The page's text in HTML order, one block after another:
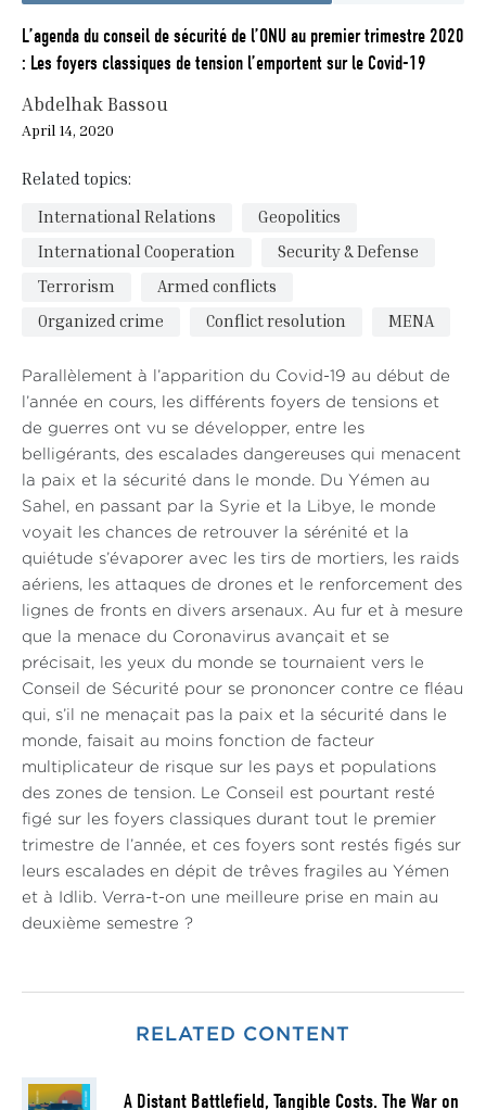
L’agenda du conseil de sécurité de l’ONU au premier trimestre 2020
: Les foyers classiques de tension l’emportent sur le Covid-19
Abdelhak Bassou
April 14, 2020
Related topics:
International Relations
Geopolitics
International Cooperation
Security & Defense
Terrorism
Armed conflicts
Organized crime
Conflict resolution MENA
Parallèlement à l’apparition du Covid-19 au début de
l’année en cours, les différents foyers de tensions et
de guerres ont vu se développer, entre les
belligérants, des escalades dangereuses qui menacent
la paix et la sécurité dans le monde. Du Yémen au
Sahel, en passant par la Syrie et la Libye, le monde
voyait les chances de retrouver la sérénité et la
quiétude s’évaporer avec les tirs de mortiers, les raids
aériens, les attaques de drones et le renforcement des
lignes de fronts en divers arsenaux. Au fur et à mesure
que la menace du Coronavirus avançait et se
précisait, les yeux du monde se tournaient vers le
Conseil de Sécurité pour se prononcer contre ce fléau
qui, s’il ne menaçait pas la paix et la sécurité dans le
monde, faisait au moins fonction de facteur
multiplicateur de risque sur les pays et populations
des zones de tension. Le Conseil est pourtant resté
figé sur les foyers classiques durant tout le premier
trimestre de l’année, et ces foyers sont restés figés sur
leurs escalades en dépit de trêves fragiles au Yémen
et à Idlib. Verra-t-on une meilleure prise en main au
deuxième semestre ?
RELATED CONTENT
A Distant Battlefield, Tangible Costs. The War on